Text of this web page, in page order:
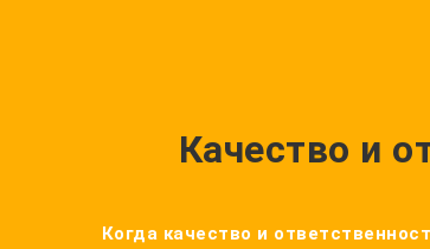
Качество и
Когда качество и